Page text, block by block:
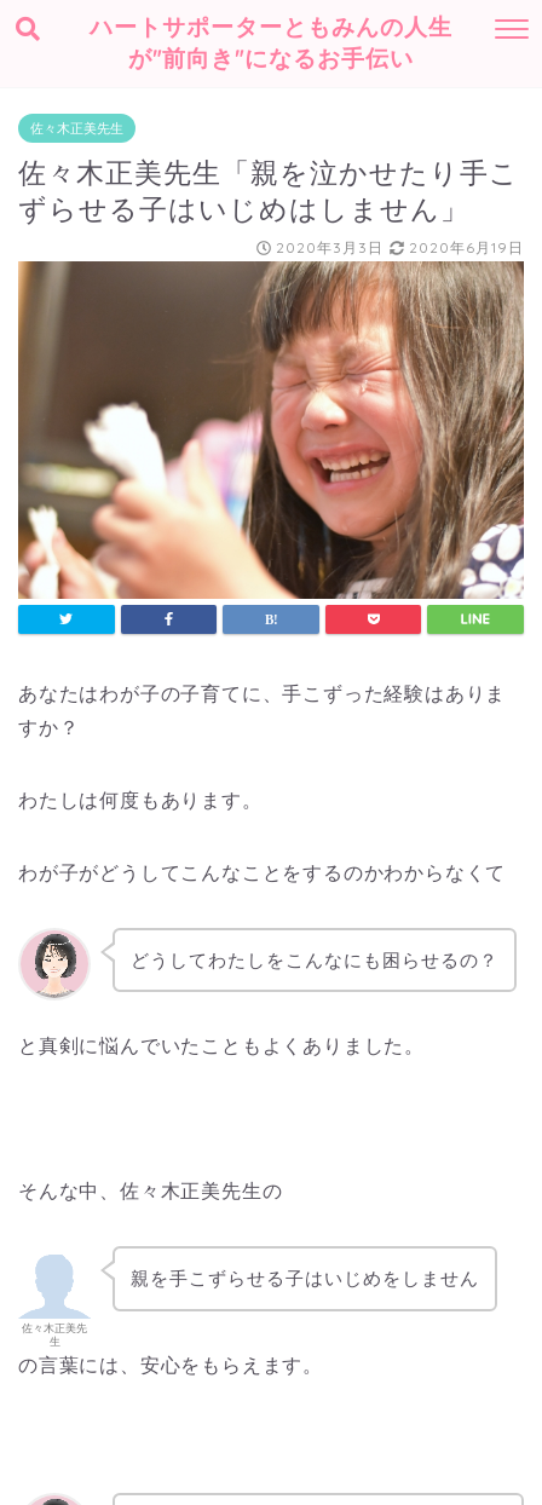
ハートサポーターともみんの人生
が"前向き"になるお手伝い
佐々木正美先生
佐々木正美先生「親を泣かせたり手こ
ずらせる子はいじめはしません」
2020年3月3日 2020年6月19日
あなたはわが子の子育てに、手こずった経験はありま
すか？
わたしは何度もあります。
わが子がどうしてこんなことをするのかわからなくて
どうしてわたしをこんなにも困らせるの？
と真剣に悩んでいたこともよくありました。
そんな中、佐々木正美先生の
佐々木正美先
生
親を手こずらせる子はいじめをしません
の言葉には、安心をもらえます。